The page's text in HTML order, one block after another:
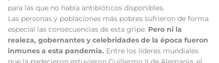
para las que no había antibióticos disponibles.
Las personas y poblaciones más pobres sufrieron de forma
especial las consecuencias de esta gripe. Pero ni la
realeza, gobernantes y celebridades de la época fueron
inmunes a esta pandemia. Entre los líderes mundiales